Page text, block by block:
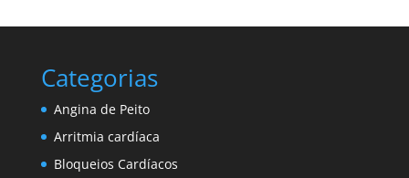
Categorias
Angina de Peito
Arritmia cardíaca
Bloqueios Cardíacos